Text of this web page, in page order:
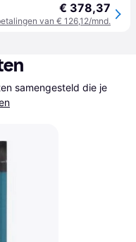
€ 378,37
van € 126,12/mnd.
samengesteld die je